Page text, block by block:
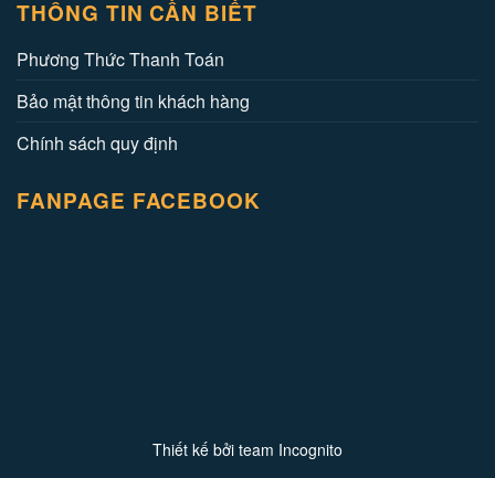
THÔNG TIN CẦN BIẾT
Phương Thức Thanh Toán
Bảo mật thông tin khách hàng
Chính sách quy định
FANPAGE FACEBOOK
Thiết kế bởi team Incognito